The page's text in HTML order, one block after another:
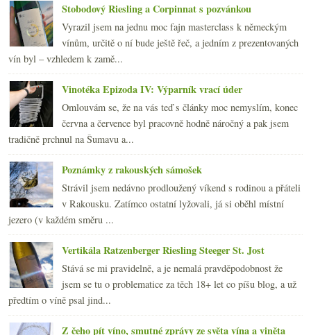
Stobodový Riesling a Corpinnat s pozvánkou
Vyrazil jsem na jednu moc fajn masterclass k německým
vínům, určitě o ní bude ještě řeč, a jedním z prezentovaných
vín byl – vzhledem k zamě...
Vinotéka Epizoda IV: Výparník vrací úder
Omlouvám se, že na vás teď s články moc nemyslím, konec
června a července byl pracovně hodně náročný a pak jsem
tradičně prchnul na Šumavu a...
Poznámky z rakouských sámošek
Strávil jsem nedávno prodloužený víkend s rodinou a přáteli
v Rakousku. Zatímco ostatní lyžovali, já si oběhl místní
jezero (v každém směru ...
Vertikála Ratzenberger Riesling Steeger St. Jost
Stává se mi pravidelně, a je nemalá pravděpodobnost že
jsem se tu o problematice za těch 18+ let co píšu blog, a už
předtím o víně psal jind...
Z čeho pít víno, smutné zprávy ze světa vína a viněta